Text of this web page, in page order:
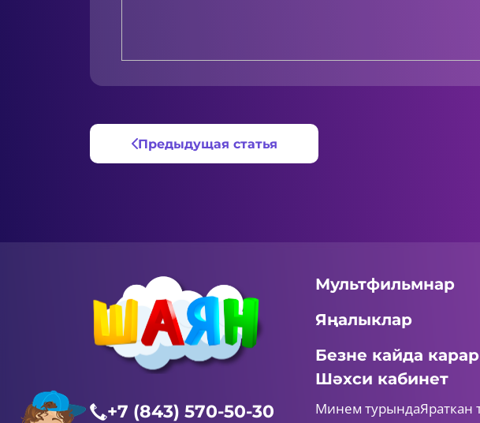
Предыдущая статья
+7 (843) 570-50-30
Мультфильмнар
Яңалыклар
Безне кайда
Шәхси кабинет
Минем турындаЯраткан